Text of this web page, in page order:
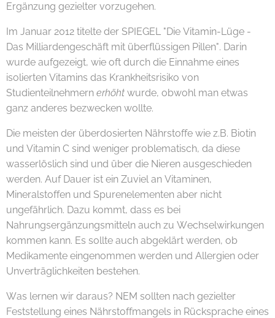
Ergänzung gezielter vorzugehen.
Im Januar 2012 titelte der SPIEGEL "Die Vitamin-Lüge -
Das Milliardengeschäft mit überflüssigen Pillen". Darin
wurde aufgezeigt, wie oft durch die Einnahme eines
isolierten Vitamins das Krankheitsrisiko von
Studienteilnehmern erhöht wurde, obwohl man etwas
ganz anderes bezwecken wollte.
Die meisten der überdosierten Nährstoffe wie z.B. Biotin
und Vitamin C sind weniger problematisch, da diese
wasserlöslich sind und über die Nieren ausgeschieden
werden. Auf Dauer ist ein Zuviel an Vitaminen,
Mineralstoffen und Spurenelementen aber nicht
ungefährlich. Dazu kommt, dass es bei
Nahrungsergänzungsmitteln auch zu Wechselwirkungen
kommen kann. Es sollte auch abgeklärt werden, ob
Medikamente eingenommen werden und Allergien oder
Unverträglichkeiten bestehen.
Was lernen wir daraus? NEM sollten nach gezielter
Feststellung eines Nährstoffmangels in Rücksprache eines